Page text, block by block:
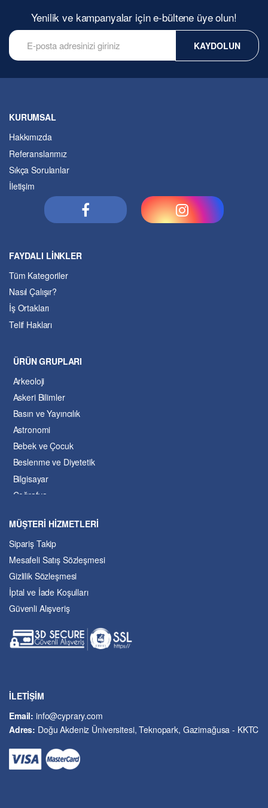
Yenilik ve kampanyalar için e-bültene üye olun!
KAYDOLUN
KURUMSAL
Hakkımızda
Referanslarımız
Sıkça Sorulanlar
İletişim
FAYDALI LİNKLER
Tüm Kategoriler
Nasıl Çalışır?
İş Ortakları
Telif Hakları
ÜRÜN GRUPLARI
Arkeoloji
Askeri Bilimler
Basın ve Yayıncılık
Astronomi
Bebek ve Çocuk
Beslenme ve Diyetetik
Bilgisayar
Coğrafya
Dil ve Edebiyat
Eğitim
Ekonomi ve Finans
Enerji
Felsefe
Fen Bilimleri
Güzel Sanatlar
İşletme ve Yönetim
Kriminoloji ve Güvenlik
Kütüphane-Arşiv-Müze
Matematik ve İstatistik
MÜŞTERİ HİZMETLERİ
Sipariş Takip
Mesafeli Satış Sözleşmesi
Gizlilik Sözleşmesi
İptal ve İade Koşulları
Güvenli Alışveriş
İLETİŞİM
Email:info@cyprary.com
Adres: Doğu Akdeniz Üniversitesi, Teknopark, Gazimağusa - KKTC